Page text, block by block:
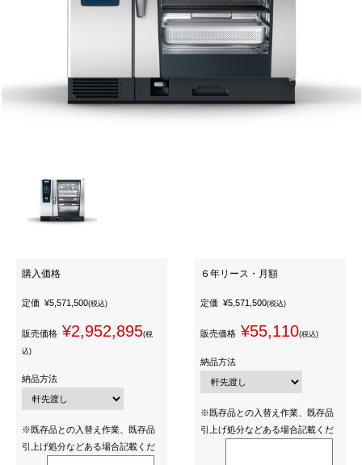
購入価格
定価 ¥5,571,500(税込)
販売価格 ¥2,952,895(税
込)
納品方法
※既存品との入替え作業、既存品
引上げ処分などある場合記載くだ
６年リース・月額
定価 ¥5,571,500(税込)
販売価格 ¥55,110(税込)
納品方法
※既存品との入替え作業、既存品
引上げ処分などある場合記載くだ